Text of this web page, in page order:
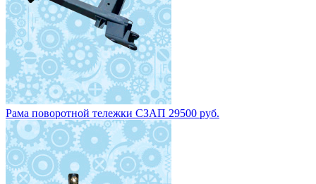
Рама поворотной тележки СЗАП 29500 руб.